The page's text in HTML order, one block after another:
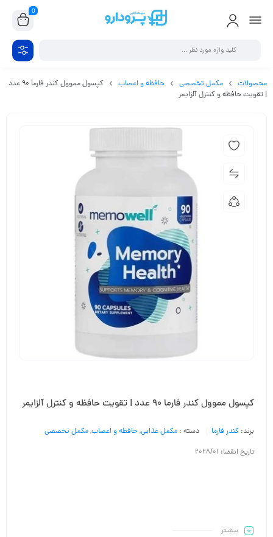
0
محصولات مکمل تخصصی حافظه و اعصاب
کپسول مموول کندر فارما ۹۰ عدد
| تقویت حافظه و کنترل آلزایمر
کپسول مموول کندر فارما ۹۰ عدد | تقویت حافظه و کنترل آلزایمر
برند: کندر فارما دسته : مکمل غذایی,حافظه و اعصاب,مکمل تخصصی
تاریخ انقضا: 2028/01
بیشـتر